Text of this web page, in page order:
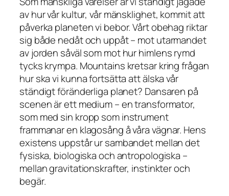
av hur vår kultur, vår mänsklighet, kommit att
påverka planeten vi bebor. Vårt obehag riktar
sig både nedåt och uppåt – mot utarmandet
av jorden såväl som mot hur himlens rymd
tycks krympa. Mountains kretsar kring frågan
hur ska vi kunna fortsätta att älska vår
ständigt föränderliga planet? Dansaren på
scenen är ett medium – en transformator,
som med sin kropp som instrument
frammanar en klagosång å våra vägnar. Hens
existens uppstår ur sambandet mellan det
fysiska, biologiska och antropologiska –
mellan gravitationskrafter, instinkter och
begär.